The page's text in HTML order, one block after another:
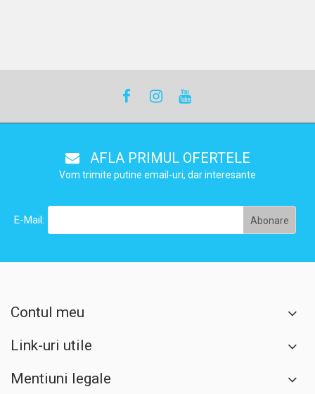
AFLA PRIMUL OFERTELE
Vom trimite putine email-uri, dar interesante
E-Mail:
Contul meu
Link-uri utile
Mentiuni legale